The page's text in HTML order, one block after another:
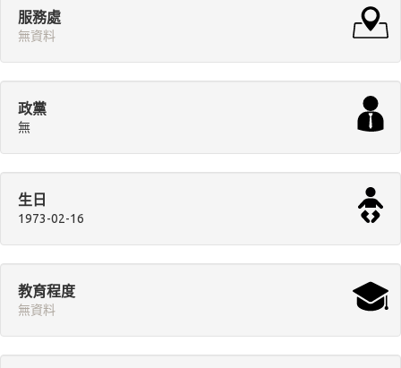
服務處
無資料
政黨
無
生日
1973-02-16
教育程度
無資料